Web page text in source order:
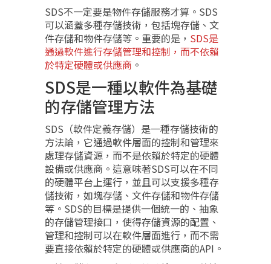
SDS不一定要是物件存儲服務才算。SDS
可以涵蓋多種存儲技術，包括塊存儲、文
件存儲和物件存儲等。重要的是， SDS是
通過軟件進行存儲管理和控制，而不依賴
於特定硬體或供應商 。
SDS是一種以軟件為基礎
的存儲管理方法
SDS（軟件定義存儲）是一種存儲技術的
方法論，它通過軟件層面的控制和管理來
處理存儲資源，而不是依賴於特定的硬體
設備或供應商。這意味著SDS可以在不同
的硬體平台上運行，並且可以支援多種存
儲技術，如塊存儲、文件存儲和物件存儲
等。SDS的目標是提供一個統一的、抽象
的存儲管理接口，使得存儲資源的配置、
管理和控制可以在軟件層面進行，而不需
要直接依賴於特定的硬體或供應商的API。